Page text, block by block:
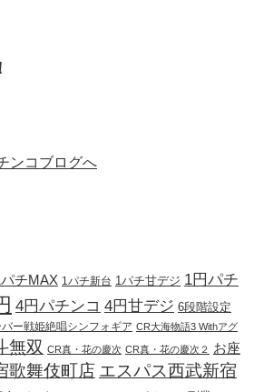
チMAX 1パチ新台 1パチ甘デジ 1円パチ
4円パチンコ 4円甘デジ 6段階設定
ー戦姫絶唱シンフォギア CR大海物語3 Withアグ
無双 CR真・花の慶次 CR真・花の慶次２ お座
歌舞伎町店 エスパス西武新宿